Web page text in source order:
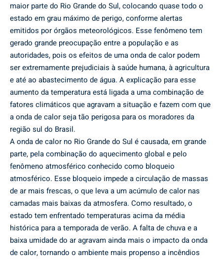
maior parte do Rio Grande do Sul, colocando quase todo o
estado em grau máximo de perigo, conforme alertas
emitidos por órgãos meteorológicos. Esse fenômeno tem
gerado grande preocupação entre a população e as
autoridades, pois os efeitos de uma onda de calor podem
ser extremamente prejudiciais à saúde humana, à agricultura
e até ao abastecimento de água. A explicação para esse
aumento da temperatura está ligada a uma combinação de
fatores climáticos que agravam a situação e fazem com que
a onda de calor seja tão perigosa para os moradores da
região sul do Brasil.
A onda de calor no Rio Grande do Sul é causada, em grande
parte, pela combinação do aquecimento global e pelo
fenômeno atmosférico conhecido como bloqueio
atmosférico. Esse bloqueio impede a circulação de massas
de ar mais frescas, o que leva a um acúmulo de calor nas
camadas mais baixas da atmosfera. Como resultado, o
estado tem enfrentado temperaturas acima da média
histórica para a temporada de verão. A falta de chuva e a
baixa umidade do ar agravam ainda mais o impacto da onda
de calor, tornando o ambiente mais propenso a incêndios